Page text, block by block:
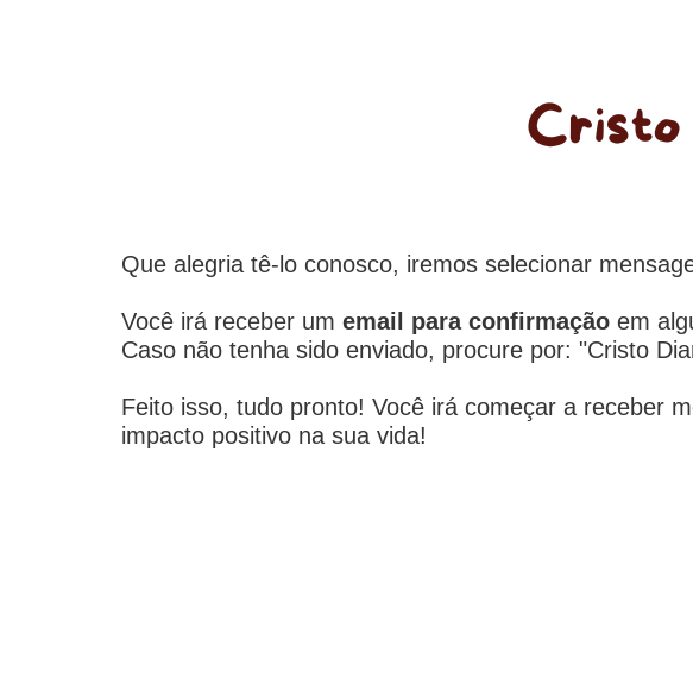
Que alegria tê-lo conosco, iremos selecionar
Você irá receber um email para confirmação em
Caso não tenha sido enviado, procure por: "Cristo
Feito isso, tudo pronto! Você irá começar a receber
impacto positivo na sua vida!